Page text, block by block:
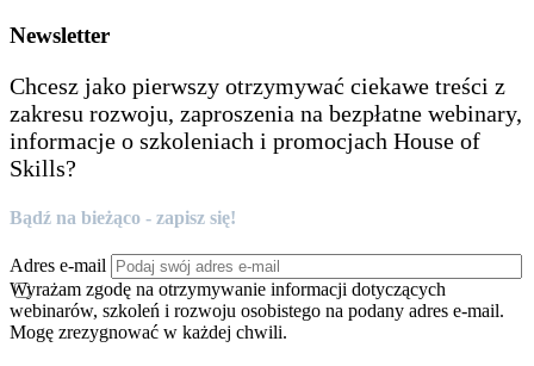
Newsletter
Chcesz jako pierwszy otrzymywać ciekawe treści z
zakresu rozwoju, zaproszenia na bezpłatne webinary,
informacje o szkoleniach i promocjach House of
Skills?
Bądź na bieżąco - zapisz się!
Adres e-mail
Wyrażam zgodę na otrzymywanie informacji dotyczących
webinarów, szkoleń i rozwoju osobistego na podany adres e-mail.
Mogę zrezygnować w każdej chwili.